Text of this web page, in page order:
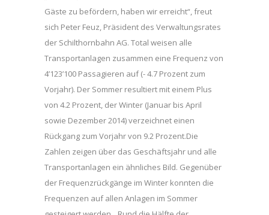
Gäste zu befördern, haben wir erreicht“, freut
sich Peter Feuz, Präsident des Verwaltungsrates
der Schilthornbahn AG. Total weisen alle
Transportanlagen zusammen eine Frequenz von
4’123’100 Passagieren auf (- 4.7 Prozent zum
Vorjahr). Der Sommer resultiert mit einem Plus
von 4.2 Prozent, der Winter (Januar bis April
sowie Dezember 2014) verzeichnet einen
Rückgang zum Vorjahr von 9.2 Prozent.Die
Zahlen zeigen über das Geschäftsjahr und alle
Transportanlagen ein ähnliches Bild. Gegenüber
der Frequenzrückgänge im Winter konnten die
Frequenzen auf allen Anlagen im Sommer